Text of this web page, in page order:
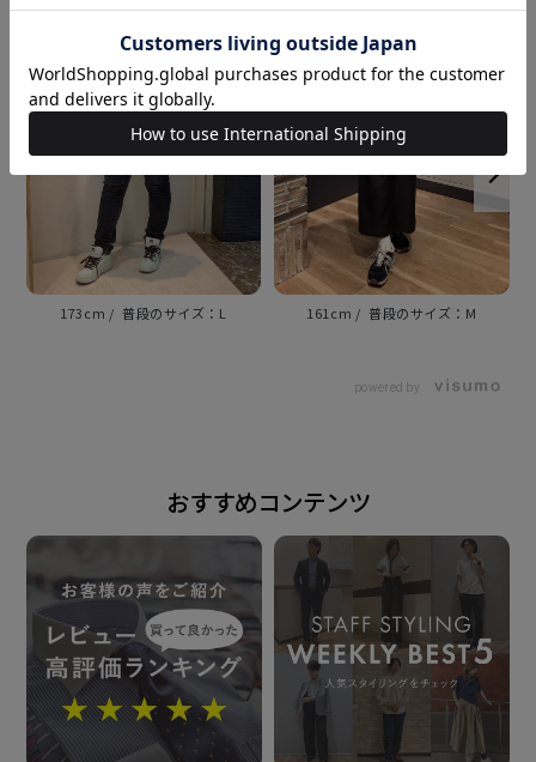
形態安定加工
仕様
前身頃ダーツなし・後身頃ダーツ入り
台衿内側：別布仕様
原産国
ベトナム
2026年5月14日
この商品に対するお問い合わせ
L
173cm M
161cm
powered by
おすすめコンテンツ